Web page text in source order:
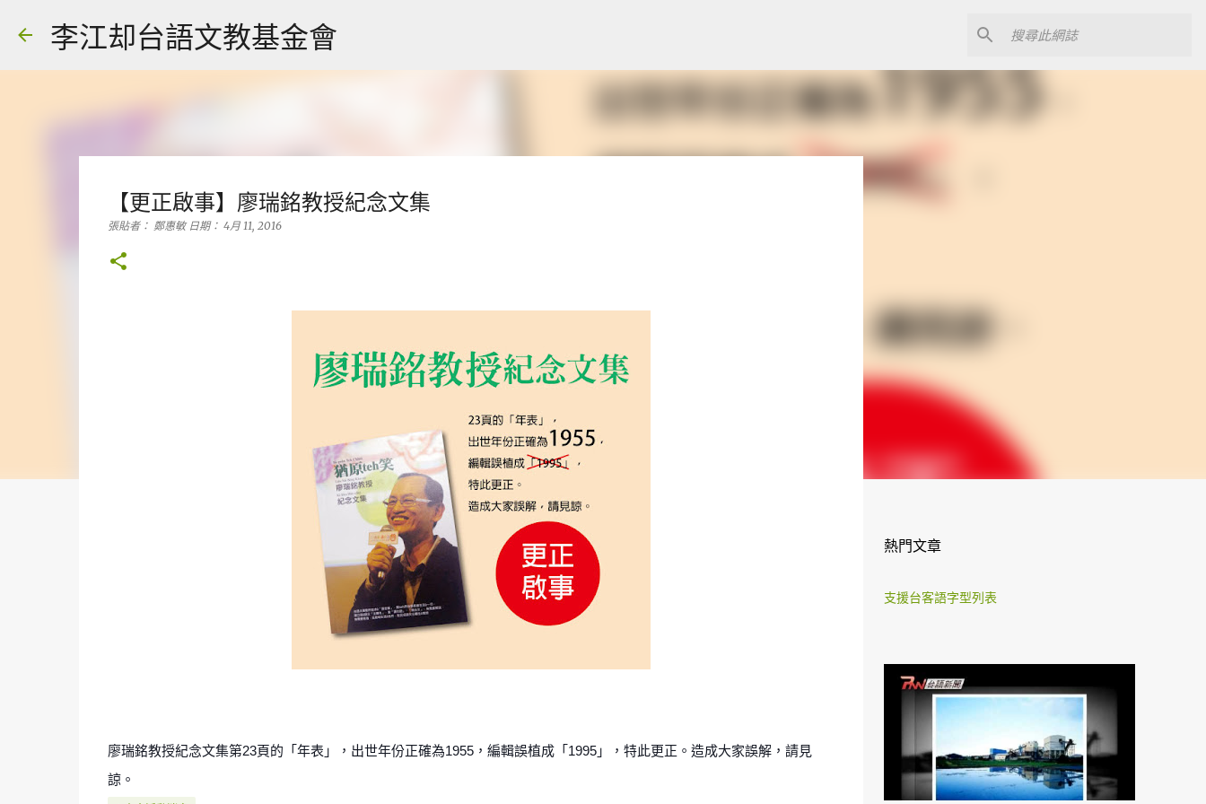
李江却台語文教基金會
【更正啟事】廖瑞銘教授紀念文集
張貼者： 鄭惠敏 日期： 4月 11, 2016
廖瑞銘教授紀念文集第23頁的「年表」，出世年份正確為1955，編輯誤植成「1995」，特此更正。造成大家誤解，請見
諒。
熱門文章
支援台客語字型列表